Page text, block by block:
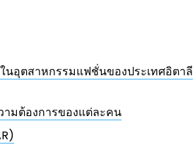
นอุตสาหกรรมแฟชั่นของประเทศอิตาลี
มต้องการของแต่ละคน